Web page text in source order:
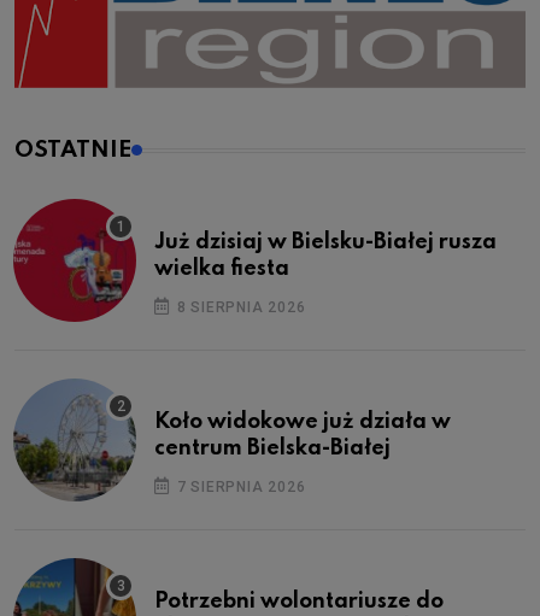
OSTATNIE
Już dzisiaj w Bielsku-Białej rusza
wielka fiesta
8 SIERPNIA 2026
Koło widokowe już działa w
centrum Bielska-Białej
7 SIERPNIA 2026
Potrzebni wolontariusze do